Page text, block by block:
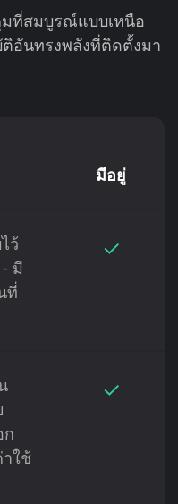
ที่สมบูรณ์แบบเหนือ
อันทรงพลังที่ติดตั้งมา
มีอยู่
ว้
มี
ที่
✓
ก
ใช้
✓